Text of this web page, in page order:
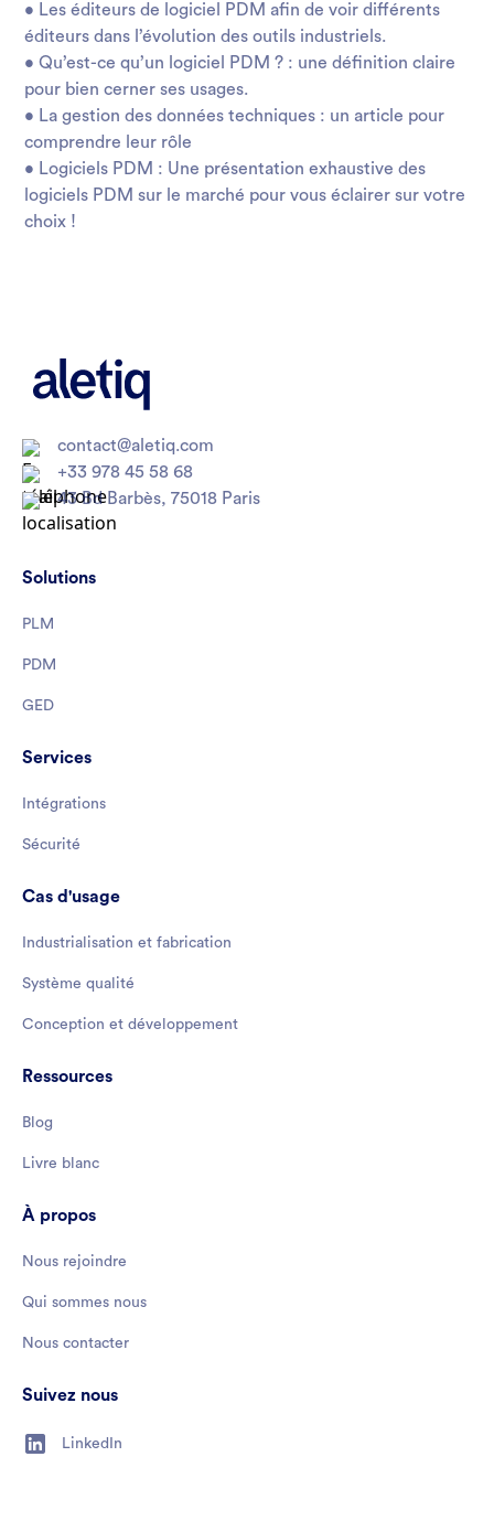
• Les éditeurs de logiciel PDM afin de voir différents
éditeurs dans l’évolution des outils industriels.
•Qu’est-ce qu’un logiciel PDM ? : une définition claire
pour bien cerner ses usages.
• La gestion des données techniques : un article pour
comprendre leur rôle
• Logiciels PDM : Une présentation exhaustive des
logiciels PDM sur le marché pour vous éclairer sur votre
choix !
contact@aletiq.com
+33 978 45 58 68
43 Bd Barbès, 75018 Paris
Solutions
PLM
PDM
GED
Services
Intégrations
Sécurité
Cas d'usage
Industrialisation et fabrication
Système qualité
Conception et développement
Ressources
Blog
Livre blanc
À propos
Nous rejoindre
Qui sommes nous
Nous contacter
Suivez nous
LinkedIn